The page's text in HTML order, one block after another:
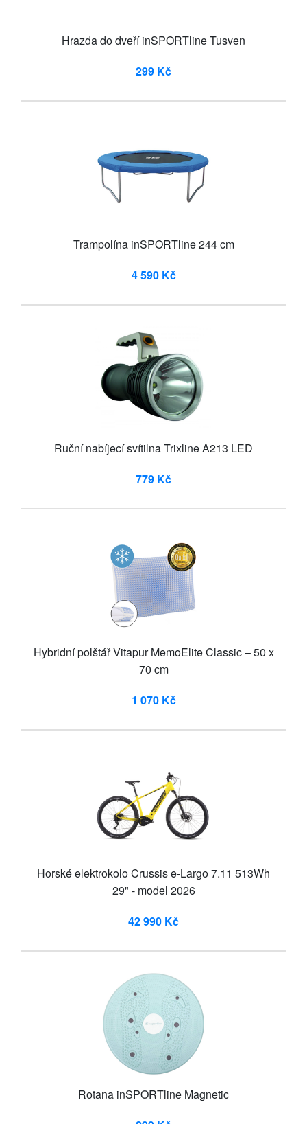
Hrazda do dveří inSPORTline Tusven
299 Kč
Trampolína inSPORTline 244 cm
4 590 Kč
Ruční nabíjecí svítilna Trixline A213 LED
779 Kč
Hybridní polštář Vitapur MemoElite Classic – 50 x
70 cm
1 070 Kč
Horské elektrokolo Crussis e-Largo 7.11 513Wh
29" - model 2026
42 990 Kč
Rotana inSPORTline Magnetic